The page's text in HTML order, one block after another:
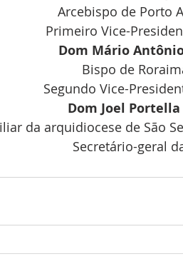
Arcebispo de Porto
Primeiro Vice-
Dom Mário
Bispo de
Segundo Vice-
Dom Joel
da arquidiocese de São
Secretário-geral